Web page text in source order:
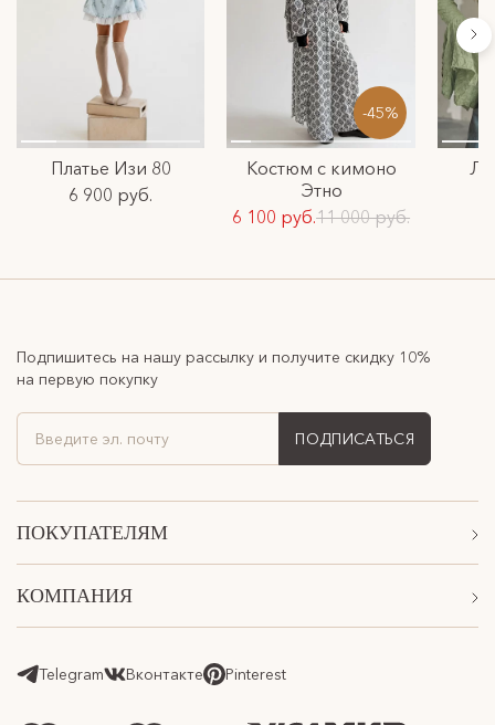
Платье Изи 80
6 900 руб.
-45%
Костюм с кимоно
Этно
6 100 руб.11 000 руб.
ПОКУПАТЕЛЯМ
Акции
Подарочные сертификаты
Оплата
КОМПАНИЯ
О Нас
Магазины
Подпишитесь на нашу рассылку и получите скидку 10%
на первую покупку
ПОДПИСАТЬСЯ
Telegram Вконтакте Pinterest